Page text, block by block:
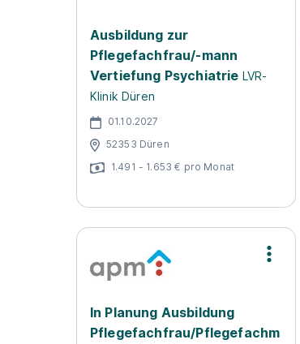
Ausbildung zur
Pflegefachfrau/-mann
Vertiefung Psychiatrie LVR-
Klinik Düren
01.10.2027
52353 Düren
1.491 - 1.653 € pro Monat
In Planung Ausbildung
Pflegefachfrau/Pflegefachm